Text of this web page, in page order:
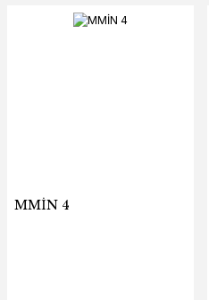
MMİN 4